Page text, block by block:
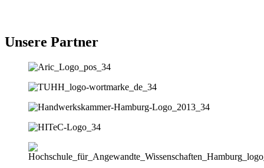
Unsere Partner